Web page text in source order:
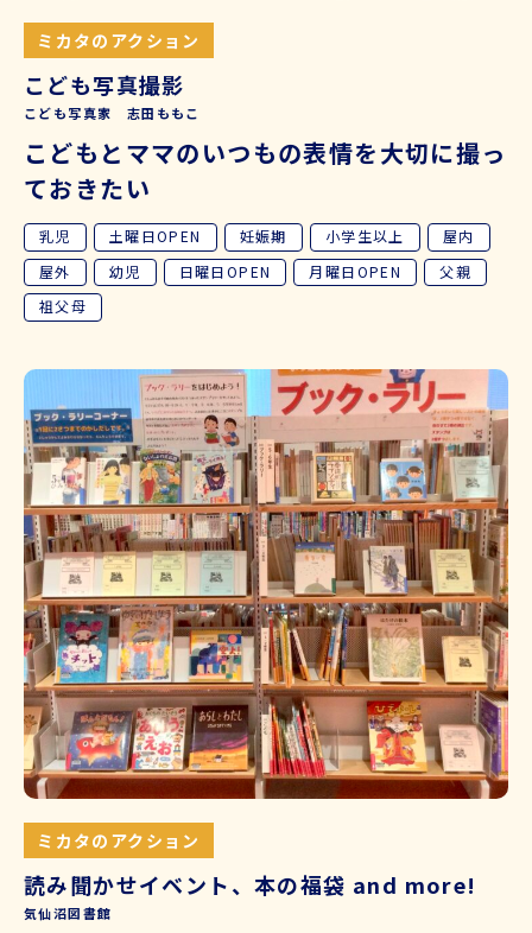
ミカタのアクション
こども写真撮影
こども写真家 志田ももこ
こどもとママのいつもの表情を大切に撮っ
ておきたい
乳児 土曜日OPEN 妊娠期 小学生以上
屋内
屋外
幼児 日曜日OPEN 月曜日OPEN
父親
祖父母
ミカタのアクション
読み聞かせイベント、本の福袋 and more!
気仙沼図書館